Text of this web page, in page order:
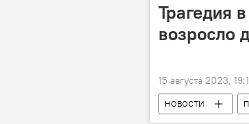
Трагедия
возросло
15 августа 2023,
НОВОСТИ